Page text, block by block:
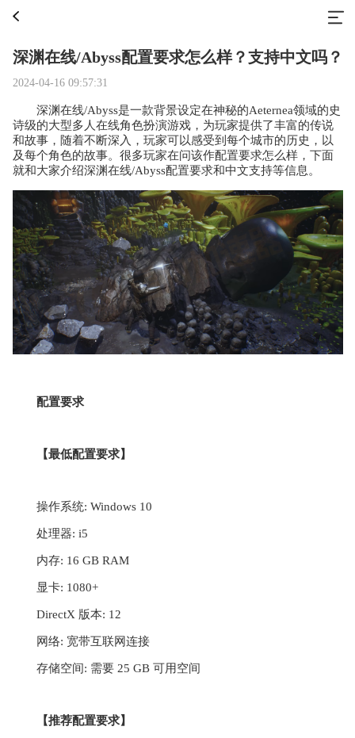
深渊在线/Abyss配置要求怎么样？支持中文吗？
2024-04-16 09:57:31
深渊在线/Abyss是一款背景设定在神秘的Aeternea领域的史
诗级的大型多人在线角色扮演游戏，为玩家提供了丰富的传说
和故事，随着不断深入，玩家可以感受到每个城市的历史，以
及每个角色的故事。很多玩家在问该作配置要求怎么样，下面
就和大家介绍深渊在线/Abyss配置要求和中文支持等信息。
配置要求
【最低配置要求】
操作系统: Windows 10
处理器: i5
内存: 16 GB RAM
显卡: 1080+
DirectX 版本: 12
网络: 宽带互联网连接
存储空间: 需要 25 GB 可用空间
【推荐配置要求】